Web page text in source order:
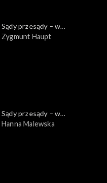
Sądy przesądy – w
powiększeniu
Zygmunt Haupt
Sądy przesądy – w
powiększeniu
Hanna Malewska